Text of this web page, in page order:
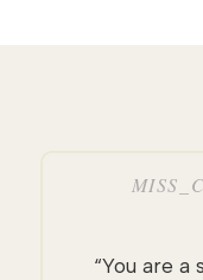
“You are a